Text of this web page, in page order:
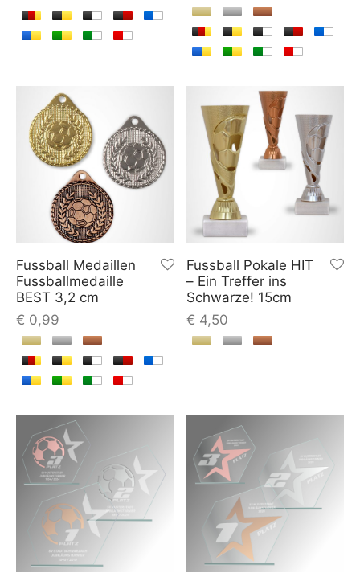
Fussball Medaillen
Fussballmedaille
BEST 3,2 cm
€ 0,99
Fussball Pokale HIT
– Ein Treffer ins
Schwarze! 15cm
€ 4,50